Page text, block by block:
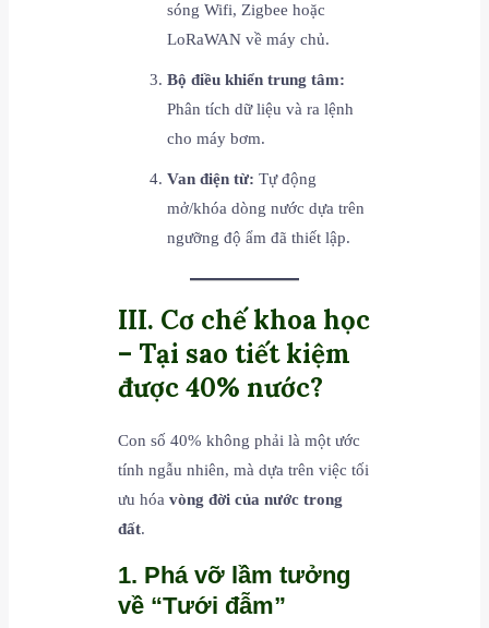
sóng Wifi, Zigbee hoặc
LoRaWAN về máy chủ.
Bộ điều khiển trung tâm:
Phân tích dữ liệu và ra lệnh
cho máy bơm.
Van điện từ: Tự động
mở/khóa dòng nước dựa trên
ngưỡng độ ẩm đã thiết lập.
III. Cơ chế khoa học
– Tại sao tiết kiệm
được 40% nước?
Con số 40% không phải là một ước
tính ngẫu nhiên, mà dựa trên việc tối
ưu hóavòng đời của nước trong
đất.
1. Phá vỡ lầm tưởng
về “Tưới đẫm”